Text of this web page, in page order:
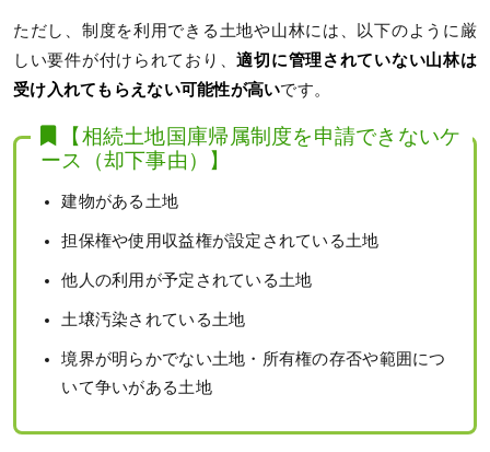
ただし、制度を利用できる土地や山林には、以下のように厳
しい要件が付けられており、適切に管理されていない山林は
受け入れてもらえない可能性が高いです。
【相続土地国庫帰属制度を申請できないケ
ース（却下事由）】
建物がある土地
担保権や使用収益権が設定されている土地
他人の利用が予定されている土地
土壌汚染されている土地
境界が明らかでない土地・所有権の存否や範囲につ
いて争いがある土地